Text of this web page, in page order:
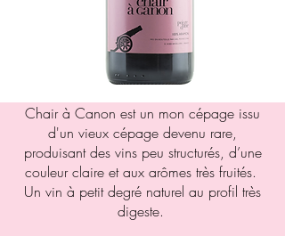
Chair à Canon est un mon cépage issu
d'un vieux cépage devenu rare,
produisant des vins peu structurés, d’une
couleur claire et aux arômes très fruités.
Un vin à petit degré naturel au profil très
digeste.